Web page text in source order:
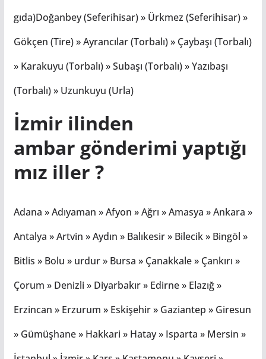
gıda)Doğanbey (Seferihisar) » Ürkmez (Seferihisar) »
Gökçen (Tire) » Ayrancılar (Torbalı) » Çaybaşı (Torbalı)
» Karakuyu (Torbalı) » Subaşı (Torbalı) » Yazıbaşı
(Torbalı) » Uzunkuyu (Urla)
İzmir ilinden
ambar gönderimi yaptığı
mız iller ?
Adana » Adıyaman » Afyon » Ağrı » Amasya » Ankara »
Antalya » Artvin » Aydın » Balıkesir » Bilecik » Bingöl »
Bitlis » Bolu » urdur » Bursa » Çanakkale » Çankırı »
Çorum » Denizli » Diyarbakır » Edirne » Elazığ »
Erzincan » Erzurum » Eskişehir » Gaziantep » Giresun
» Gümüşhane » Hakkari » Hatay » Isparta » Mersin »